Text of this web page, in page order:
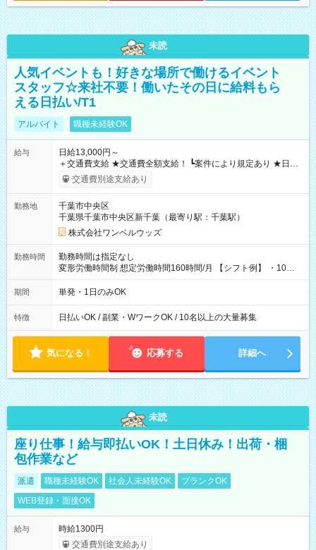
未読
人気イベントも！好きな場所で働けるイベント
スタッフ☆来社不要！働いたその日に給料もら
える日払い/T1
アルバイト 職種未経験OK
給与
日給13,000円～
＋交通費支給 ★交通費全額支給！ ┗案件により規定あり ★日払
いOK！（規定あり） ┗働いたその日に現金GET♪ お仕事後はコ
ンビニATMから 日払い分を引き落とせます！ 【試用期間】試
交通費別途支給あり
勤務地
千葉市中央区
千葉県千葉市中央区新千葉（最寄り駅：千葉駅）
株式会社ワンベルウッズ
勤務時間
勤務時間は指定なし
変形労働時間制 想定労働時間160時間/月 【シフト例】 ・10：
00～20：00
期間 単発・1日のみOK
特徴 日払いOK / 副業・WワークOK / 10名以上の大量募集
気になる！ 応募する 詳細へ
未読
座り仕事！給与即払いOK！土日休み！出荷・梱
包作業など
派遣 職種未経験OK 社会人未経験OK
ブランクOK
WEB登録・面接OK
給与
時給1300円
交通費別途支給あり